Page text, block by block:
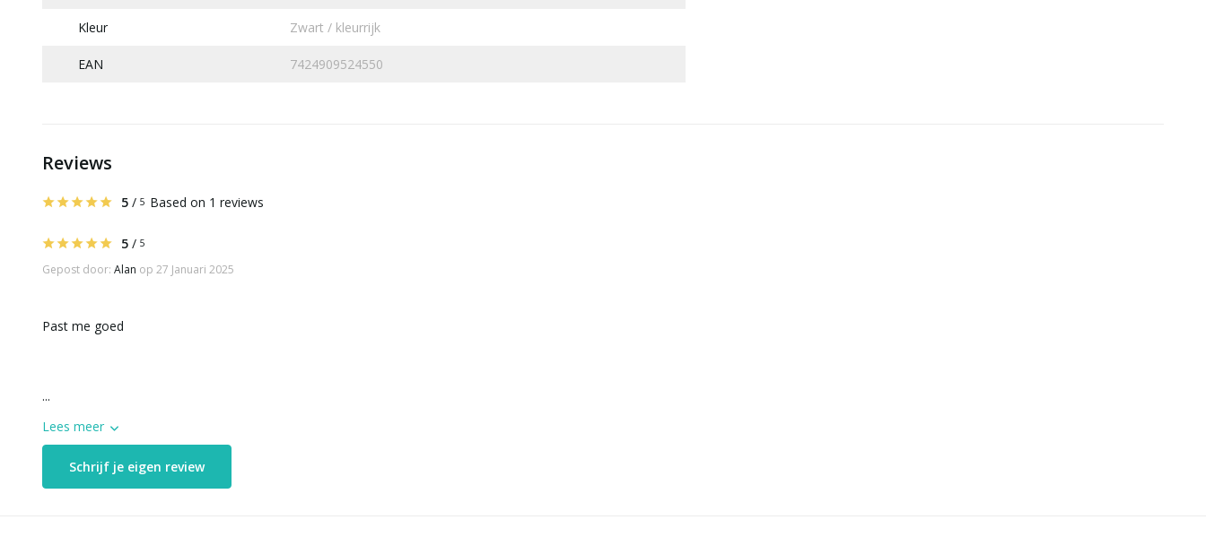
Kleur Zwart / kleurrijk
EAN 7424909524550
Reviews
5 / 5 Based on 1 reviews
5 / 5
Gepost door: Alan op 27 Januari 2025
Past me goed
...
Lees meer
Schrijf je eigen review